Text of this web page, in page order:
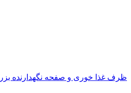
ظرف غذا خوری و صفحه نگهدارنده